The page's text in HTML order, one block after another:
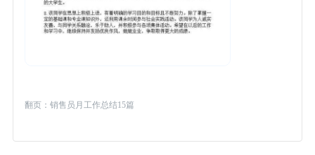
翻页：销售员月工作总结15篇